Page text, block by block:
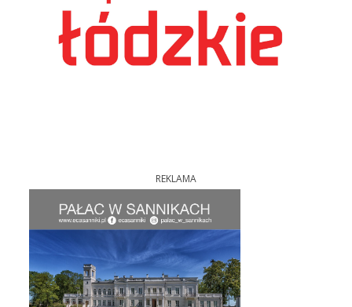
REKLAMA